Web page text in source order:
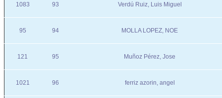
1083 93 Verdú Ruiz, Luis Miguel
95 94 MOLLA LOPEZ, NOE
121 95 Muñoz Pérez, Jose
1021 96 ferriz azorin, angel